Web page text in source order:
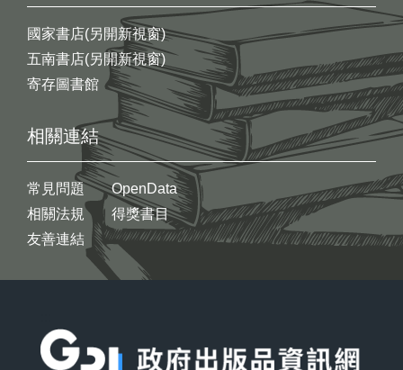
國家書店(另開新視窗)
五南書店(另開新視窗)
寄存圖書館
相關連結
常見問題
相關法規
友善連結
OpenData
得獎書目